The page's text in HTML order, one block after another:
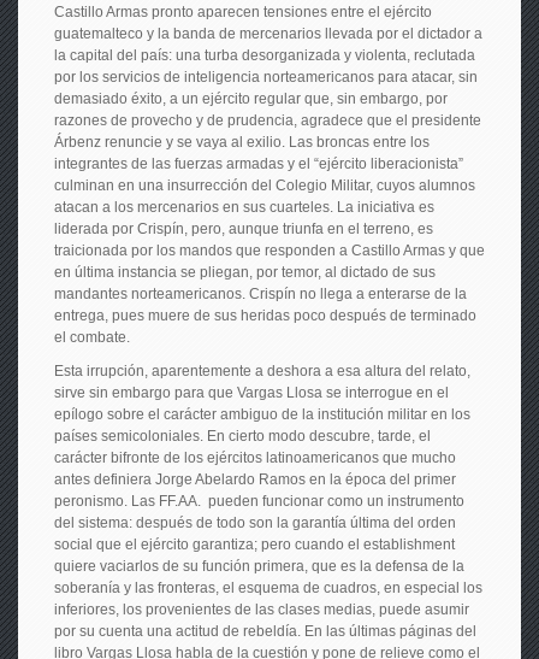
Castillo Armas pronto aparecen tensiones entre el ejército
guatemalteco y la banda de mercenarios llevada por el dictador a
la capital del país: una turba desorganizada y violenta, reclutada
por los servicios de inteligencia norteamericanos para atacar, sin
demasiado éxito, a un ejército regular que, sin embargo, por
razones de provecho y de prudencia, agradece que el presidente
Árbenz renuncie y se vaya al exilio. Las broncas entre los
integrantes de las fuerzas armadas y el “ejército liberacionista”
culminan en una insurrección del Colegio Militar, cuyos alumnos
atacan a los mercenarios en sus cuarteles. La iniciativa es
liderada por Crispín, pero, aunque triunfa en el terreno, es
traicionada por los mandos que responden a Castillo Armas y que
en última instancia se pliegan, por temor, al dictado de sus
mandantes norteamericanos. Crispín no llega a enterarse de la
entrega, pues muere de sus heridas poco después de terminado
el combate.
Esta irrupción, aparentemente a deshora a esa altura del relato,
sirve sin embargo para que Vargas Llosa se interrogue en el
epílogo sobre el carácter ambiguo de la institución militar en los
países semicoloniales. En cierto modo descubre, tarde, el
carácter bifronte de los ejércitos latinoamericanos que mucho
antes definiera Jorge Abelardo Ramos en la época del primer
peronismo. Las FF.AA. pueden funcionar como un instrumento
del sistema: después de todo son la garantía última del orden
social que el ejército garantiza; pero cuando el establishment
quiere vaciarlos de su función primera, que es la defensa de la
soberanía y las fronteras, el esquema de cuadros, en especial los
inferiores, los provenientes de las clases medias, puede asumir
por su cuenta una actitud de rebeldía. En las últimas páginas del
libro Vargas Llosa habla de la cuestión y pone de relieve como el